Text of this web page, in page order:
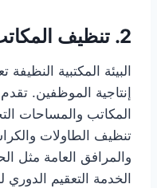
2. تنظيف المكاتب والمساحات التجارية
البيئة المكتبية
إنتاجية الموظفين. تقدم
المكاتب والمساحات
تنظيف الطاولات
والمرافق العامة مثل
الخدمة التعقيم